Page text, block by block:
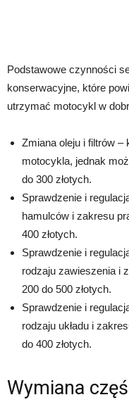
Podstawowe czynności
konserwacyjne, które
utrzymać motocykl w
Zmiana oleju i filtrów
motocykla, jednak
do 300 złotych.
Sprawdzenie i
hamulców i zakresu
400 złotych.
Sprawdzenie i
rodzaju zawieszenia i
200 do 500 złotych.
Sprawdzenie i
rodzaju układu i
do 400 złotych.
Wymiana